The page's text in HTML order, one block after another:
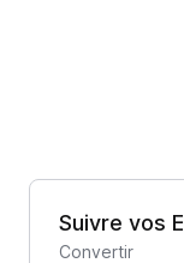
Suivre vos
Convertir